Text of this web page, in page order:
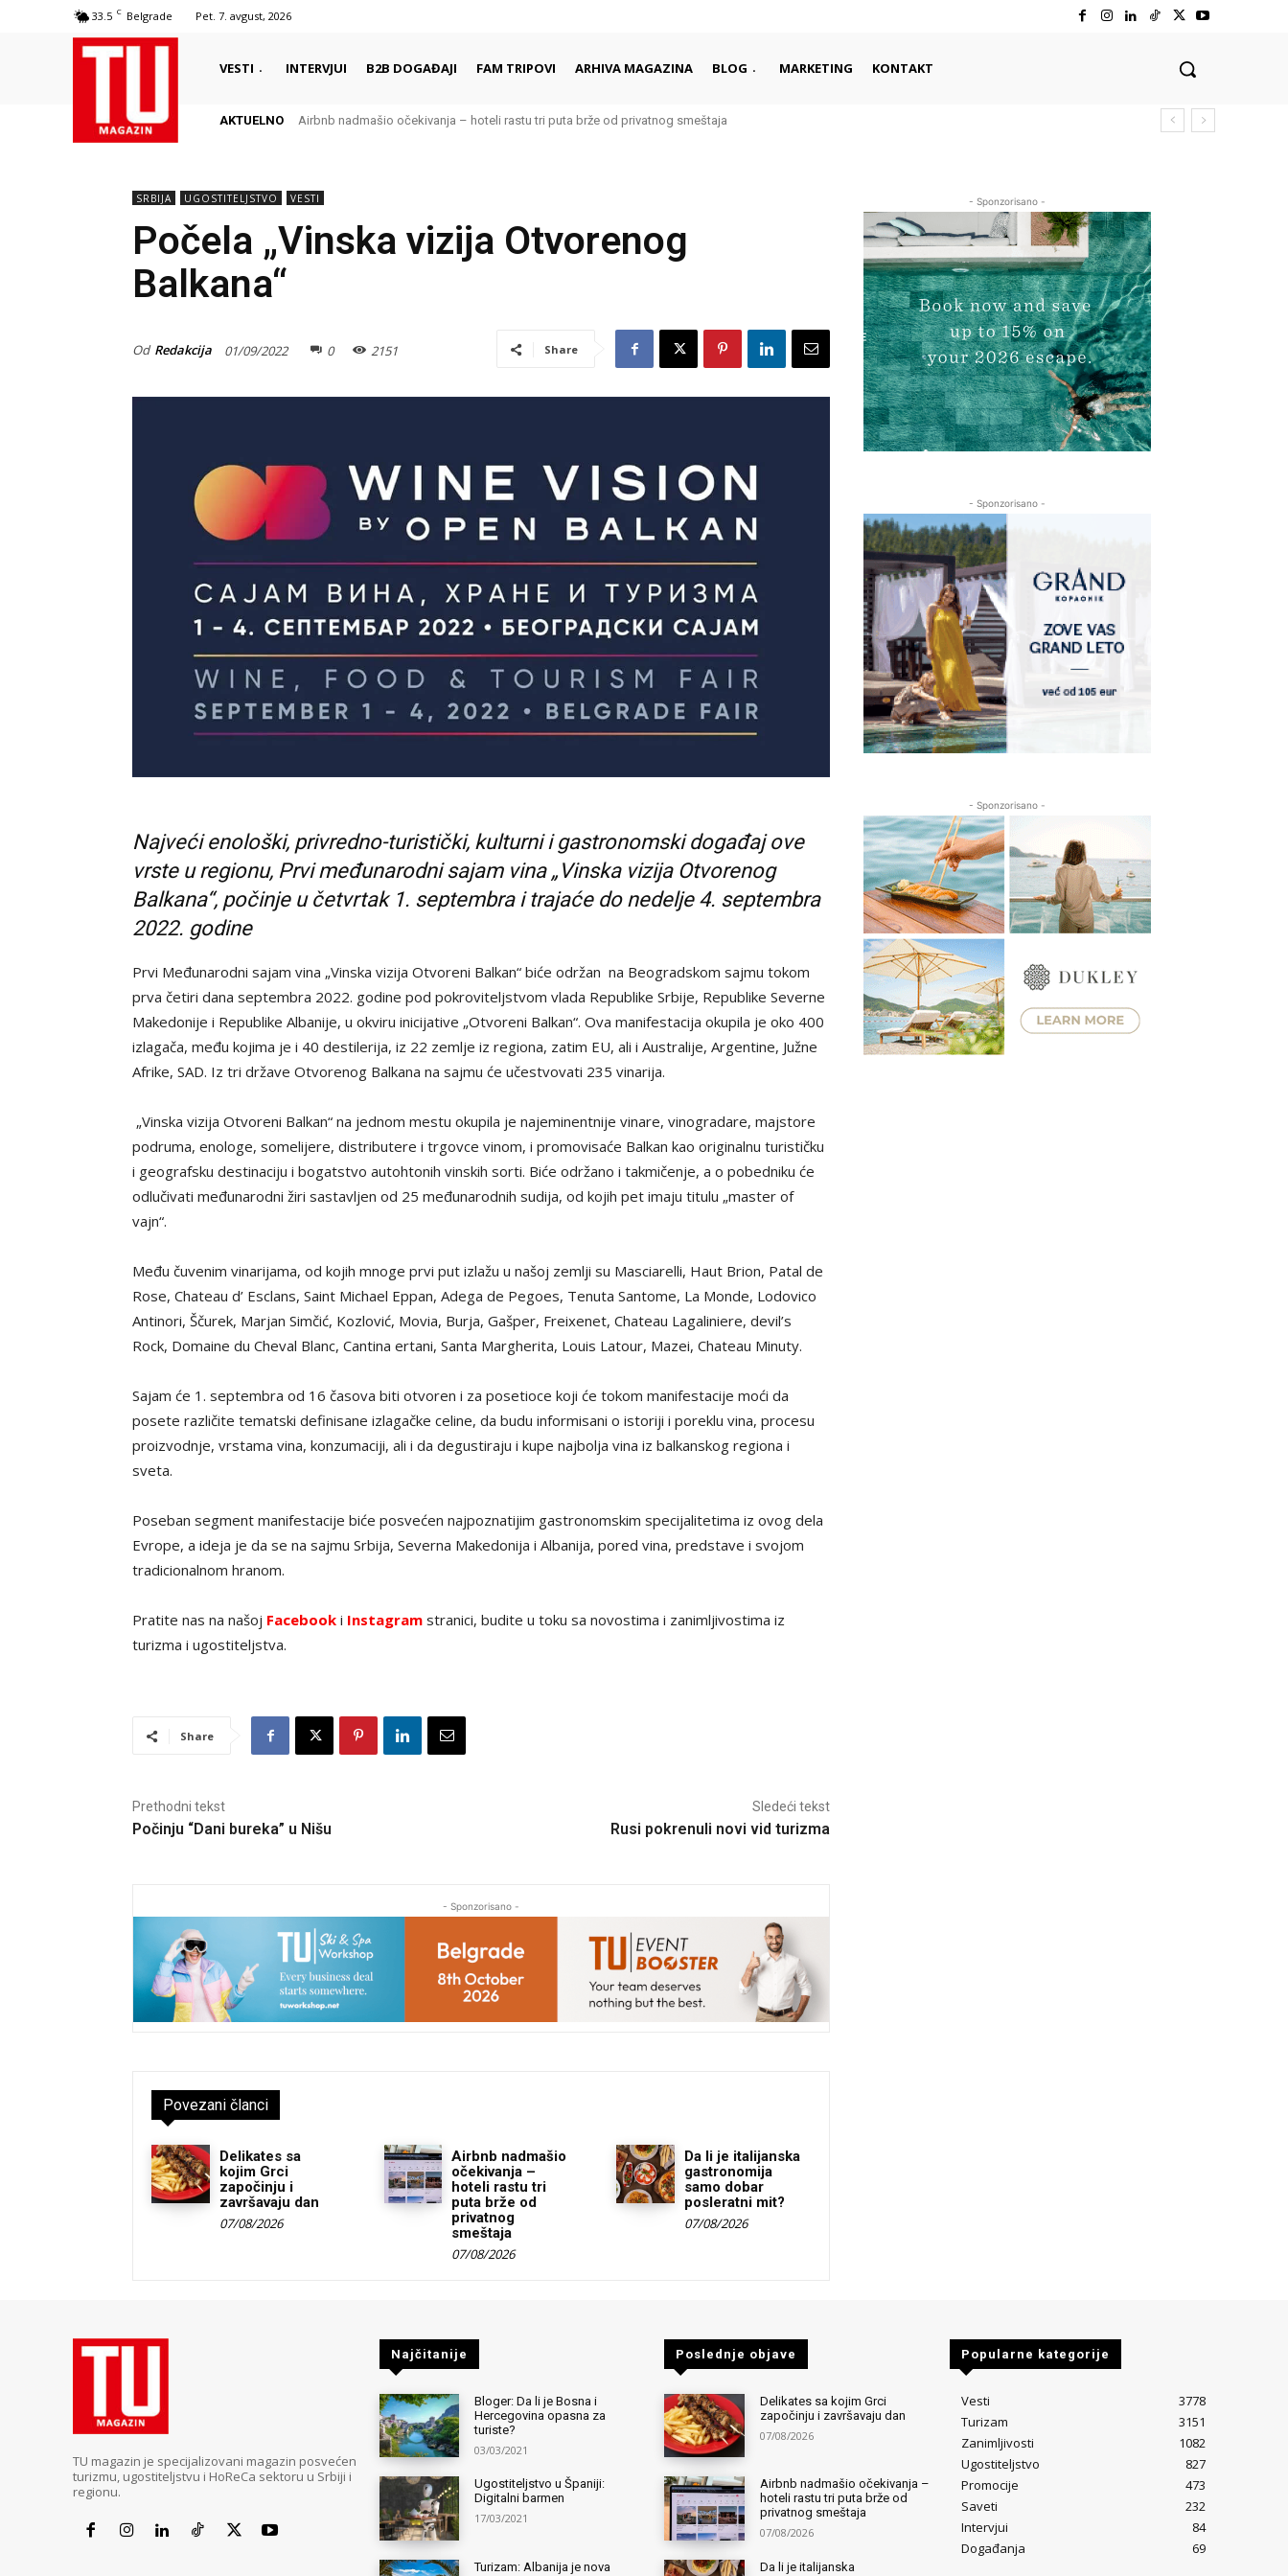
33.5 C Belgrade Pet. 7. avgust, 2026
VESTI INTERVJUI B2B DOGAĐAJI FAM TRIPOVI ARHIVA MAGAZINA BLOG MARKETING KONTAKT
AKTUELNO Airbnb nadmašio očekivanja – hoteli rastu tri puta brže od privatnog smeštaja
SRBIJA UGOSTITELJSTVO VESTI
Počela „Vinska vizija Otvorenog
Balkana“
Od Redakcija 01/09/2022 0 2151 Share
Najveći enološki, privredno-turistički, kulturni i gastronomski događaj ove
vrste u regionu, Prvi međunarodni sajam vina „Vinska vizija Otvorenog
Balkana“, počinje u četvrtak 1. septembra i trajaće do nedelje 4. septembra
2022. godine
Prvi Međunarodni sajam vina „Vinska vizija Otvoreni Balkan“ biće održan na Beogradskom sajmu tokom
prva četiri dana septembra 2022. godine pod pokroviteljstvom vlada Republike Srbije, Republike Severne
Makedonije i Republike Albanije, u okviru inicijative „Otvoreni Balkan“. Ova manifestacija okupila je oko 400
izlagača, među kojima je i 40 destilerija, iz 22 zemlje iz regiona, zatim EU, ali i Australije, Argentine, Južne
Afrike, SAD. Iz tri države Otvorenog Balkana na sajmu će učestvovati 235 vinarija.
„Vinska vizija Otvoreni Balkan“ na jednom mestu okupila je najeminentnije vinare, vinogradare, majstore
podruma, enologe, somelijere, distributere i trgovce vinom, i promovisaće Balkan kao originalnu turističku
i geografsku destinaciju i bogatstvo autohtonih vinskih sorti. Biće održano i takmičenje, a o pobedniku će
odlučivati međunarodni žiri sastavljen od 25 međunarodnih sudija, od kojih pet imaju titulu „master of
vajn“.
Među čuvenim vinarijama, od kojih mnoge prvi put izlažu u našoj zemlji su Masciarelli, Haut Brion, Patal de
Rose, Chateau d’ Esclans, Saint Michael Eppan, Adega de Pegoes, Tenuta Santome, La Monde, Lodovico
Antinori, Ščurek, Marjan Simčić, Kozlović, Movia, Burja, Gašper, Freixenet, Chateau Lagaliniere, devil’s
Rock, Domaine du Cheval Blanc, Cantina ertani, Santa Margherita, Louis Latour, Mazei, Chateau Minuty.
Sajam će 1. septembra od 16 časova biti otvoren i za posetioce koji će tokom manifestacije moći da
posete različite tematski definisane izlagačke celine, da budu informisani o istoriji i poreklu vina, procesu
proizvodnje, vrstama vina, konzumaciji, ali i da degustiraju i kupe najbolja vina iz balkanskog regiona i
sveta.
Poseban segment manifestacije biće posvećen najpoznatijim gastronomskim specijalitetima iz ovog dela
Evrope, a ideja je da se na sajmu Srbija, Severna Makedonija i Albanija, pored vina, predstave i svojom
tradicionalnom hranom.
Pratite nas na našoj Facebook i Instagram stranici, budite u toku sa novostima i zanimljivostima iz
turizma i ugostiteljstva.
Share
Prethodni tekst
Počinju “Dani bureka” u Nišu
Sledeći tekst
Rusi pokrenuli novi vid turizma
- Sponzorisano -
Povezani članci
Delikates sa
kojim Grci
započinju i
završavaju dan
07/08/2026
Airbnb nadmašio
očekivanja –
hoteli rastu tri
puta brže od
privatnog
smeštaja
07/08/2026
Da li je italijanska
gastronomija
samo dobar
posleratni mit?
07/08/2026
- Sponzorisano -
- Sponzorisano -
- Sponzorisano -
TU magazin je specijalizovani magazin posvećen
turizmu, ugostiteljstvu i HoReCa sektoru u Srbiji i
regionu.
Najčitanije
Bloger: Da li je Bosna i
Hercegovina opasna za
turiste?
03/03/2021
Ugostiteljstvo u Španiji:
Digitalni barmen
17/03/2021
Turizam: Albanija je nova
Poslednje objave
Delikates sa kojim Grci
započinju i završavaju dan
07/08/2026
Airbnb nadmašio očekivanja –
hoteli rastu tri puta brže od
privatnog smeštaja
07/08/2026
Da li je italijanska
Popularne kategorije
Vesti
3778
Turizam
3151
Zanimljivosti
1082
Ugostiteljstvo
827
Promocije
473
Saveti
232
Intervjui
84
Događanja
69